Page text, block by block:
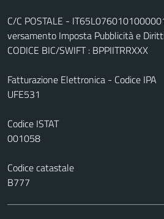
C/C POSTALE -
versamento Imposta Pubblicità e
CODICE BIC/SWIFT : BPPIITRRXXX
Fatturazione Elettronica - Codice IPA
UFE531
Codice ISTAT
001058
Codice catastale
B777